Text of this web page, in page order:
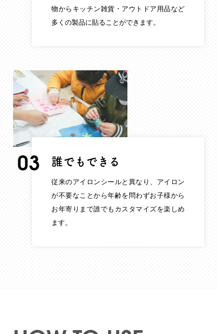
物からキッチン雑貨・アウトドア用品など
多くの製品に貼ることができます。
03 誰でもできる
従来のアイロンシールと異なり、アイロン
が不要なことから年齢を問わずお子様から
お年寄りまで誰でもカスタマイズを楽しめ
ます。